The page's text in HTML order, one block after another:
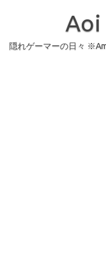
Aoi
隠れゲーマーの日々